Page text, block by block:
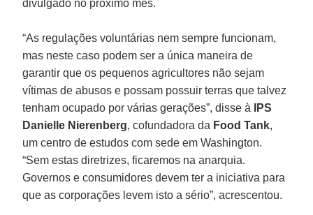
divulgado no próximo mês.
“As regulações voluntárias nem sempre funcionam,
mas neste caso podem ser a única maneira de
garantir que os pequenos agricultores não sejam
vítimas de abusos e possam possuir terras que talvez
tenham ocupado por várias gerações”, disse à
IPS
Danielle Nierenberg, cofundadora da Food Tank,
um centro de estudos com sede em Washington.
“Sem estas diretrizes, ficaremos na anarquia.
Governos e consumidores devem ter a iniciativa para
que as corporações levem isto a sério”, acrescentou.